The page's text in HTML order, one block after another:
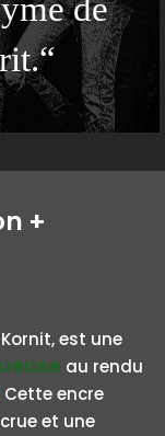
de
+
est une
au rendu
Cette encre
et une